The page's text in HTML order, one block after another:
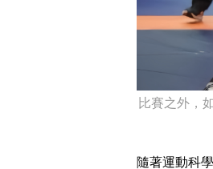
比賽之外，
隨著運動科